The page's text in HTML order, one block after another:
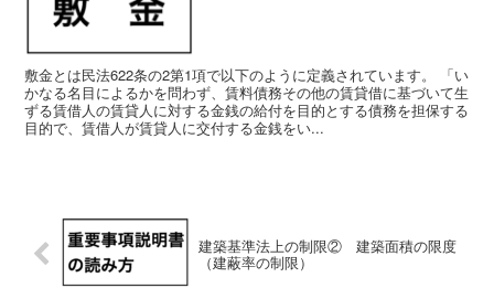
敷金とは民法622条の2第1項で以下のように定義されています。 「い
かなる名目によるかを問わず、賃料債務その他の賃貸借に基づいて生
ずる賃借人の賃貸人に対する金銭の給付を目的とする債務を担保する
目的で、賃借人が賃貸人に交付する金銭をい...
建築基準法上の制限② 建築面積の限度
（建蔽率の制限）